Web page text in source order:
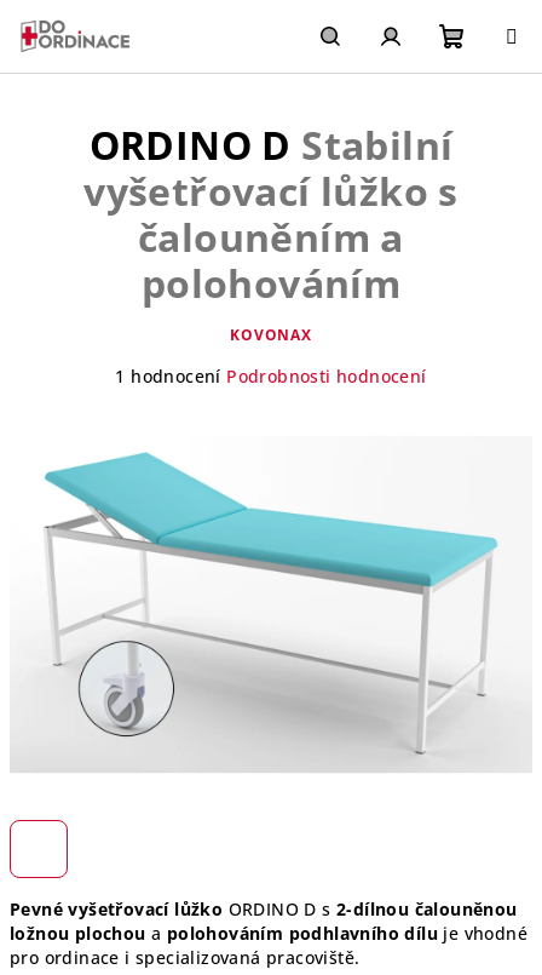
obsah
HledatPřihlášení
košík
Pevné vyšetřovací lůžko ORDINO D s2-dílnou čalouněnou
ložnou plochou a polohováním podhlavního dílu je vhodné
pro ordinace i specializovaná pracoviště.
ORDINO D Stabilní
vyšetřovací lůžko s
čalouněním a
polohováním
KOVONAX
Průměrné
5
hvězdiček.
1 hodnocení Podrobnosti hodnocení